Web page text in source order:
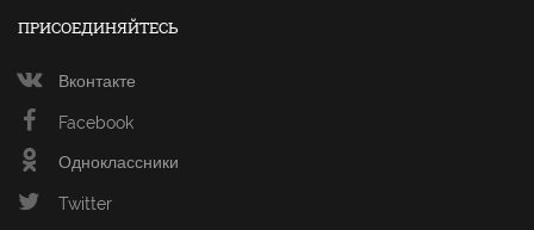
ПРИСОЕДИНЯЙТЕСЬ
Вконтакте
Facebook
Одноклассники
Twitter